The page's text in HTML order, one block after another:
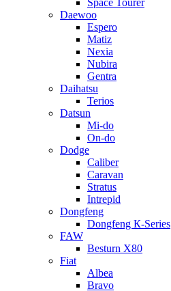
Space Tourer
Daewoo
Espero
Matiz
Nexia
Nubira
Gentra
Daihatsu
Terios
Datsun
Mi-do
On-do
Dodge
Caliber
Caravan
Stratus
Intrepid
Dongfeng
Dongfeng К-Series
FAW
Besturn Х80
Fiat
Albea
Bravo